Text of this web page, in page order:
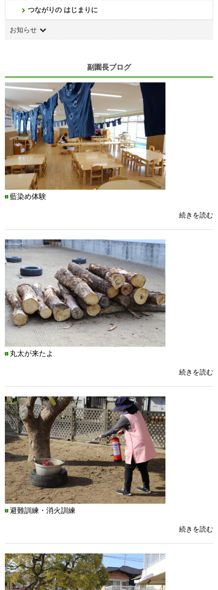
つながりの はじまりに
お知らせ
副園長ブログ
藍染め体験
続きを読む
丸太が来たよ
続きを読む
避難訓練・消火訓練
続きを読む